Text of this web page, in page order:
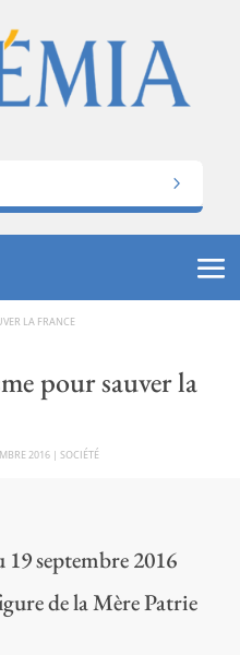
LA FRANCE
pour sauver la
2016| SOCIÉTÉ
septembre 2016
de la Mère Patrie